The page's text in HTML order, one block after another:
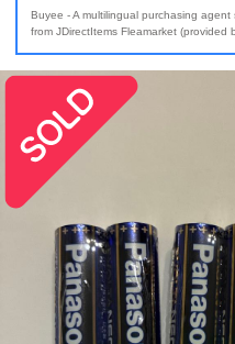
Buyee - A multilingual purchasing
from JDirectItems Fleamarket (provided